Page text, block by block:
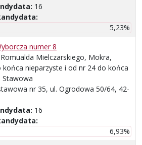
16
5,23%
numer 8
Romualda Mielczarskiego, Mokra,
nieparzyste i od nr 24 do końca
Stawowa
nr 35, ul. Ogrodowa 50/64, 42-
16
6,93%